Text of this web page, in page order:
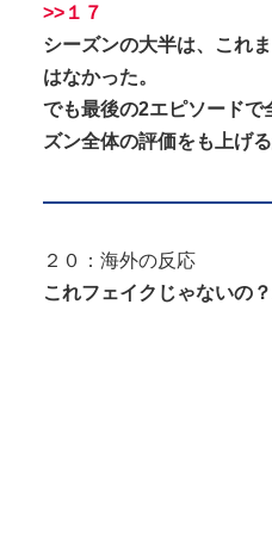
>>１７
シーズンの大半は、これ
はなかった。
でも最後の2エピソードで
ズン全体の評価をも上げ
２０：海外の反応
これフェイクじゃないの